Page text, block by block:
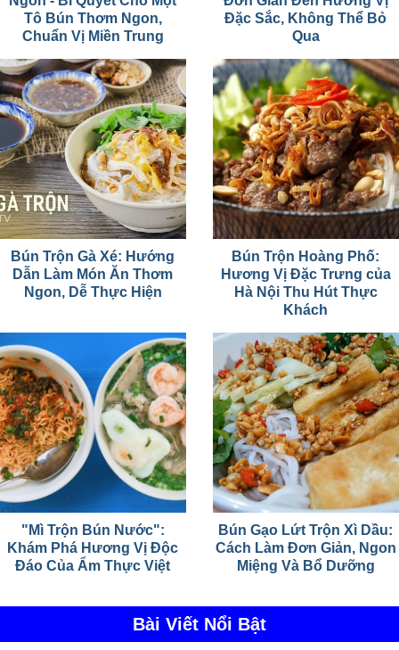
Tô Bún Thơm Ngon,
Chuẩn Vị Miền Trung
Đặc Sắc, Không Thể Bỏ
Qua
Bún Trộn Gà Xé: Hướng
Dẫn Làm Món Ăn Thơm
Ngon, Dễ Thực Hiện
Bún Trộn Hoàng Phố:
Hương Vị Đặc Trưng của
Hà Nội Thu Hút Thực
Khách
"Mì Trộn Bún Nước":
Khám Phá Hương Vị Độc
Đáo Của Ẩm Thực Việt
Bún Gạo Lứt Trộn Xì Dầu:
Cách Làm Đơn Giản, Ngon
Miệng Và Bổ Dưỡng
Bài Viết Nổi Bật